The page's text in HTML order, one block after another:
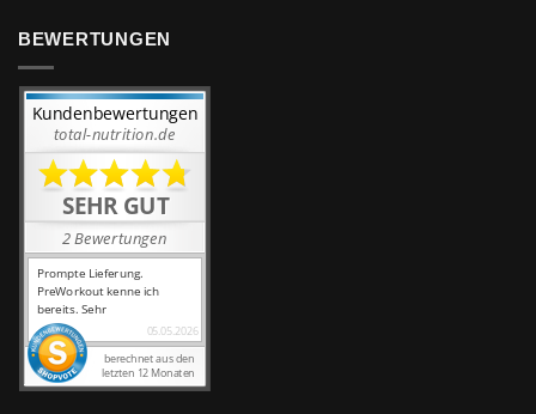
BEWERTUNGEN